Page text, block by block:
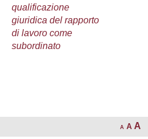
qualificazione
giuridica del rapporto
di lavoro come
subordinato
A A A